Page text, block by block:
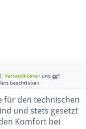
Versandkosten und ggf.
beschrieben
Ternum Internet Servicesmit
für den technischen
und stets gesetzt
Komfort bei